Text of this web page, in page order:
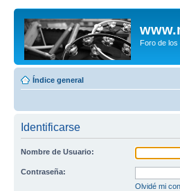
Foro de los
Índice general
Identificarse
Nombre de Usuario:
Contraseña:
Olvidé mi